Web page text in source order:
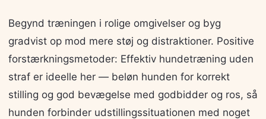
Begynd træningen i rolige omgivelser og byg
gradvist op mod mere støj og distraktioner. Positive
forstærkningsmetoder: Effektiv hundetræning uden
straf er ideelle her — beløn hunden for korrekt
stilling og god bevægelse med godbidder og ros, så
hunden forbinder udstillingssituationen med noget